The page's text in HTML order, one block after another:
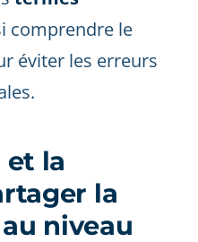
comprendre le
éviter les erreurs
et la
la
niveau